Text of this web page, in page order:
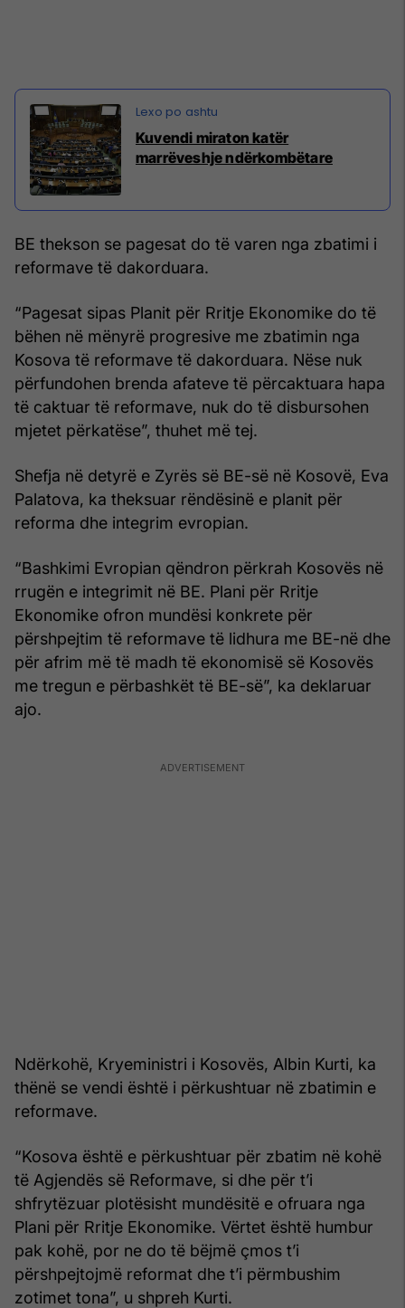
​Kuvendi miraton katër
marrëveshje ndërkombëtare
BE thekson se pagesat do të varen nga zbatimi i
reformave të dakorduara.
“Pagesat sipas Planit për Rritje Ekonomike do të
bëhen në mënyrë progresive me zbatimin nga
Kosova të reformave të dakorduara. Nëse nuk
përfundohen brenda afateve të përcaktuara hapa
të caktuar të reformave, nuk do të disbursohen
mjetet përkatëse”, thuhet më tej.
Shefja në detyrë e Zyrës së BE-së në Kosovë, Eva
Palatova, ka theksuar rëndësinë e planit për
reforma dhe integrim evropian.
“Bashkimi Evropian qëndron përkrah Kosovës në
rrugën e integrimit në BE. Plani për Rritje
Ekonomike ofron mundësi konkrete për
përshpejtim të reformave të lidhura me BE-në dhe
për afrim më të madh të ekonomisë së Kosovës
me tregun e përbashkët të BE-së”, ka deklaruar
ajo.
Ndërkohë, Kryeministri i Kosovës, Albin Kurti, ka
thënë se vendi është i përkushtuar në zbatimin e
reformave.
“Kosova është e përkushtuar për zbatim në kohë
të Agjendës së Reformave, si dhe për t’i
shfrytëzuar plotësisht mundësitë e ofruara nga
Plani për Rritje Ekonomike. Vërtet është humbur
pak kohë, por ne do të bëjmë çmos t’i
përshpejtojmë reformat dhe t’i përmbushim
zotimet tona”, u shpreh Kurti.